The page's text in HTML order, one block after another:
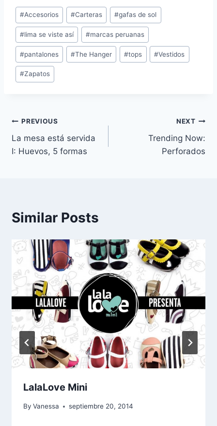
Post
Tags:
#Accesorios #Carteras #gafas de sol
#lima se viste así #marcas peruanas
#pantalones #The Hanger #tops #Vestidos
#Zapatos
Navegación
de
PREVIOUS
La mesa está servida
I: Huevos, 5 formas
NEXT
Trending Now:
Perforados
Similar Posts
LalaLove Mini
By Vanessa septiembre 20, 2014